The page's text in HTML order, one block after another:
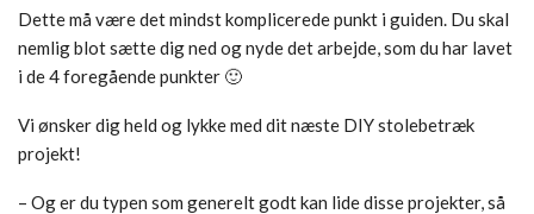
Dette må være det mindst komplicerede punkt i guiden. Du skal
nemlig blot sætte dig ned og nyde det arbejde, som du har lavet
i de 4 foregående punkter 🙂
Vi ønsker dig held og lykke med dit næste DIY stolebetræk
projekt!
– Og er du typen som generelt godt kan lide disse projekter, så